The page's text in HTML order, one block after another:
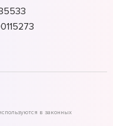
в законных